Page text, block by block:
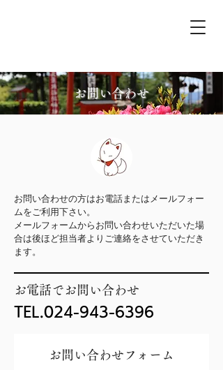
お問い合わせ
お問い合わせの方はお電話またはメールフォー
ムをご利用下さい。
メールフォームからお問い合わせいただいた場
合は後ほど担当者よりご連絡をさせていただき
ます。
お電話でお問い合わせ
​TEL.024-943-6396
お問い合わせフォーム